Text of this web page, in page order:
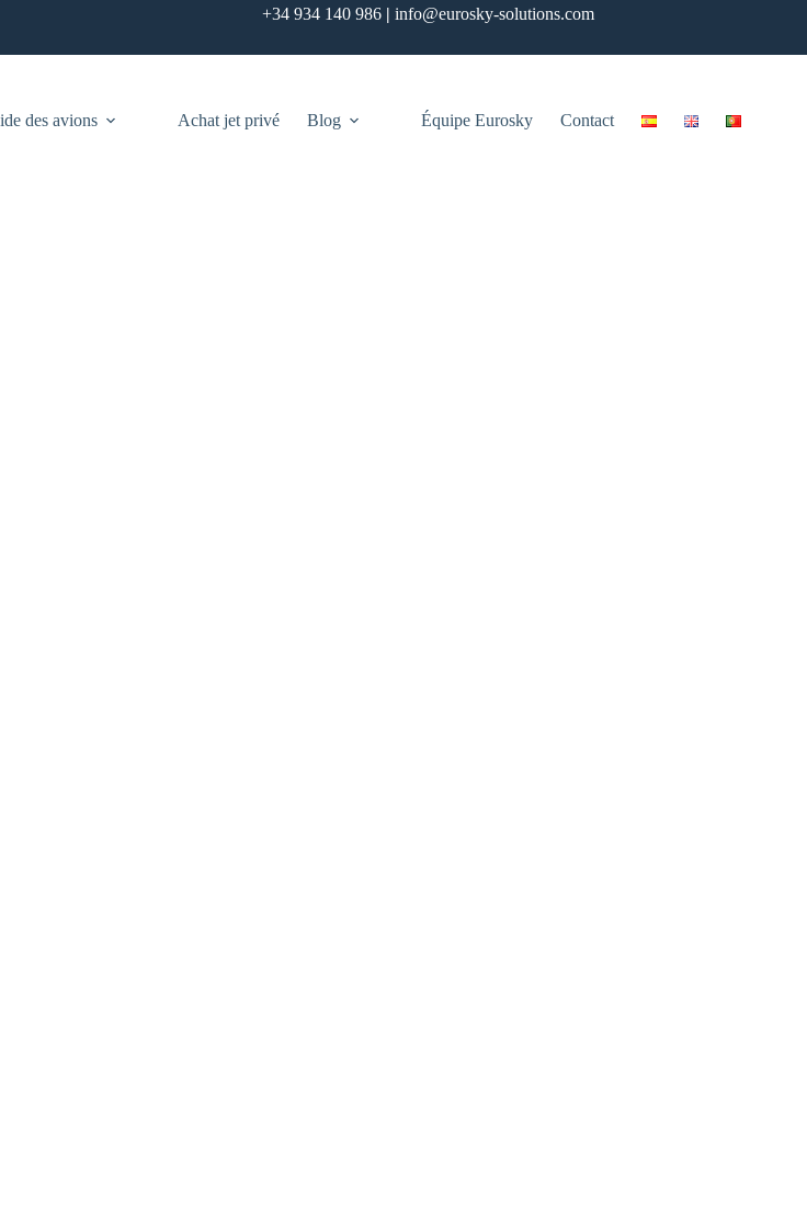
+34 934 140 986 | info@eurosky-solutions.com
des avions Achat jet privé Blog Équipe Eurosky Contact